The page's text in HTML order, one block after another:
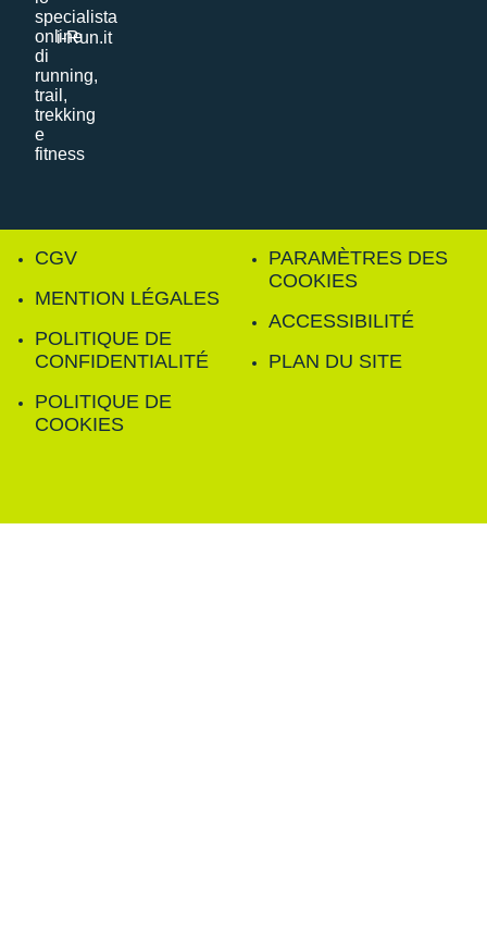
i-Run.it
CGV
MENTION LÉGALES
POLITIQUE DE
CONFIDENTIALITÉ
POLITIQUE DE
COOKIES
PARAMÈTRES DES
COOKIES
ACCESSIBILITÉ
PLAN DU SITE